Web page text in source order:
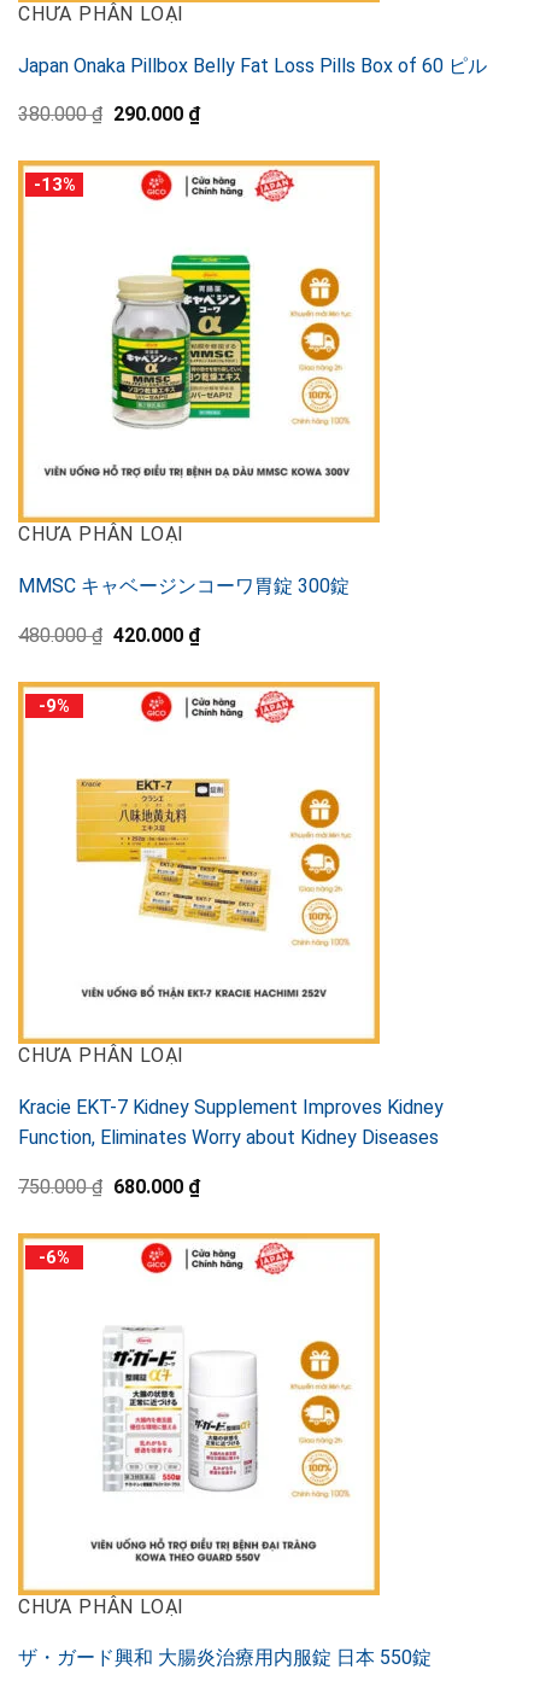
CHƯA PHÂN LOẠI
Japan Onaka Pillbox Belly Fat Loss Pills Box of 60 ピル
380.000₫ 元
格
290.000 ₫現
価
格
す。
-13%
CHƯA PHÂN LOẠI
MMSC キャベージンコーワ胃錠 300錠
480.000₫ 元
格
480.000 ₫
た。
420.000 ₫現
在
価
格
す。
-9%
CHƯA PHÂN LOẠI
Kracie EKT-7 Kidney Supplement Improves Kidney
Function, Eliminates Worry about Kidney Diseases
750.000₫ 元
格
750.000 ₫
た。
680.000 ₫現
在
価
格
-6%
CHƯA PHÂN LOẠI
ザ・ガード興和 大腸炎治療用内服錠 日本 550錠